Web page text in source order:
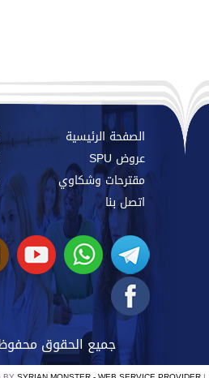
الصفحة الرئيسية
عروض SPU
مقترحات وشكاوي
اتصل بنا
جميع الحقوق محفوظة